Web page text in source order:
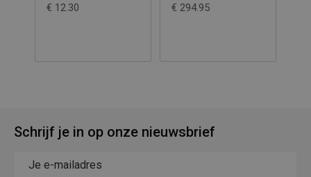
€ 12.30
1.5mm-slijtpl-
€ 294.95
Schrijf je in op onze nieuwsbrief